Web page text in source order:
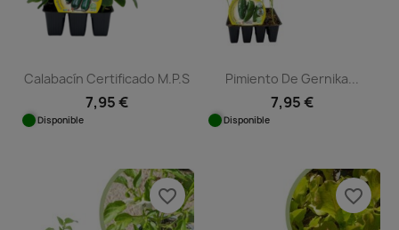
Calabacín Certificado M.P.S
7,95 €
Disponible
Pimiento De Gernika...
7,95 €
Disponible
favorite_border favorite_border